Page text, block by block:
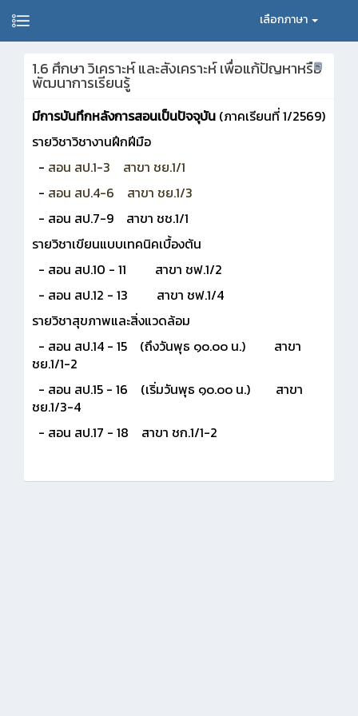
เลือกภาษา
1.6 ศึกษา วิเคราะห์ และสังเคราะห์ เพื่อแก้ปัญหาหรือ
พัฒนาการเรียนรู้
มีการบันทึกหลังการสอนเป็นปัจจุบัน (ภาคเรียนที่ 1/2569)
รายวิชาวิชางานฝึกฝีมือ
- สอน สป.1-3 สาขา ชย.1/1
- สอน สป.4-6 สาขา ชย.1/3
- สอน สป.7-9 สาขา ชช.1/1
รายวิชาเขียนแบบเทคนิคเบื้องต้น
- สอน สป.10 - 11 สาขา ชฟ.1/2
- สอน สป.12 - 13 สาขา ชฟ.1/4
รายวิชาสุขภาพและสิ่งแวดล้อม
- สอน สป.14 - 15 (ถึงวันพุธ ๑๐.๐๐ น.) สาขา
ชย.1/1-2
- สอน สป.15 - 16 (เริ่มวันพุธ ๑๐.๐๐ น.) สาขา
ชย.1/3-4
- สอน สป.17 - 18 สาขา ชก.1/1-2